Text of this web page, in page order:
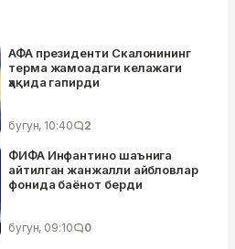
АФА президенти Скалонининг
терма жамоадаги келажаги
ҳақида гапирди
бугун, 10:40 2
ФИФА Инфантино шаънига
айтилган жанжалли айбловлар
фонида баёнот берди
бугун, 09:10 0